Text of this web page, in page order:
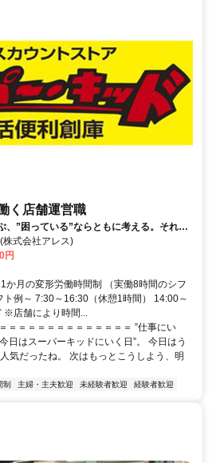
く店舗運営職
、”困っている”ならともに考える。それが
株式会社アレス)
円
か月の変形労働時間制 （実働8時間のシフ
ト例～ 7:30～16:30（休憩1時間） 14:00～
※店舗により時間...
＝＝＝＝＝＝＝＝＝＝＝＝＝ ”仕事にい
日はスーパーキッドにいく日”。 今日はう
気だったね。 次はもっとこうしよう、明
制 主婦・主夫歓迎 未経験者歓迎 経験者歓迎